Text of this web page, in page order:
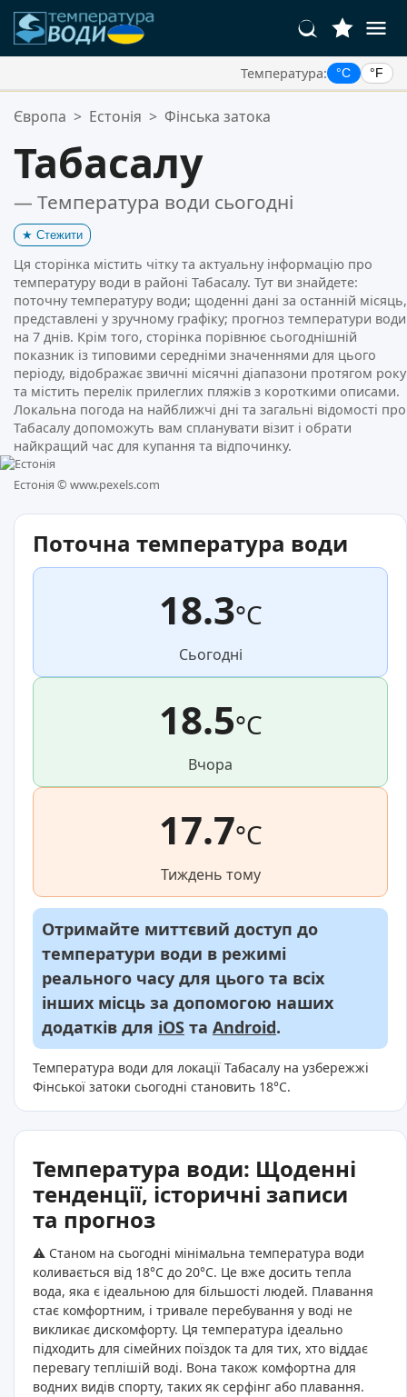
Температура: °C °F
Ваші Улюблені Місця:
Європа > Естонія > Фінська затока
Табасалу
— Температура води сьогодні
★ Стежити
Ця сторінка містить чітку та актуальну інформацію про
температуру води в районі Табасалу. Тут ви знайдете:
поточну температуру води; щоденні дані за останній місяць,
представлені у зручному графіку; прогноз температури води
на 7 днів. Крім того, сторінка порівнює сьогоднішній
показник із типовими середніми значеннями для цього
періоду, відображає звичні місячні діапазони протягом року
та містить перелік прилеглих пляжів з короткими описами.
Локальна погода на найближчі дні та загальні відомості про
Табасалу допоможуть вам спланувати візит і обрати
найкращий час для купання та відпочинку.
Естонія © www.pexels.com
Поточна температура води
18.3°C
Сьогодні
18.5°C
Вчора
17.7°C
Тиждень тому
Отримайте миттєвий доступ до
температури води в режимі
реального часу для цього та всіх
інших місць за допомогою наших
додатків для iOS та Android.
Температура води для локації Табасалу на узбережжі
Фінської затоки сьогодні становить 18°C.
Температура води: Щоденні
тенденції, історичні записи
та прогноз
⚠️ Станом на сьогодні мінімальна температура води
коливається від 18°C до 20°C. Це вже досить тепла
вода, яка є ідеальною для більшості людей. Плавання
стає комфортним, і тривале перебування у воді не
викликає дискомфорту. Ця температура ідеально
підходить для сімейних поїздок та для тих, хто віддає
перевагу теплішій воді. Вона також комфортна для
водних видів спорту, таких як серфінг або плавання.